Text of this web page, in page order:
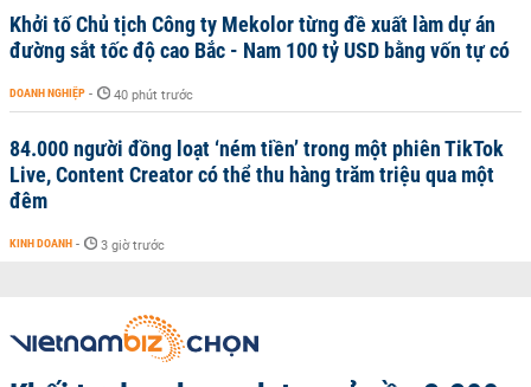
Khởi tố Chủ tịch Công ty Mekolor từng đề xuất làm dự án
đường sắt tốc độ cao Bắc - Nam 100 tỷ USD bằng vốn tự có
DOANH NGHIỆP - 40 phút trước
84.000 người đồng loạt ‘ném tiền’ trong một phiên TikTok
Live, Content Creator có thể thu hàng trăm triệu qua một
đêm
KINH DOANH - 3 giờ trước